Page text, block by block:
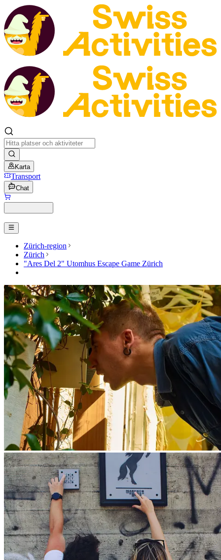
Karta
Transport
Chat
Zürich-region
Zürich
"Ares Del 2" Utomhus Escape Game Zürich